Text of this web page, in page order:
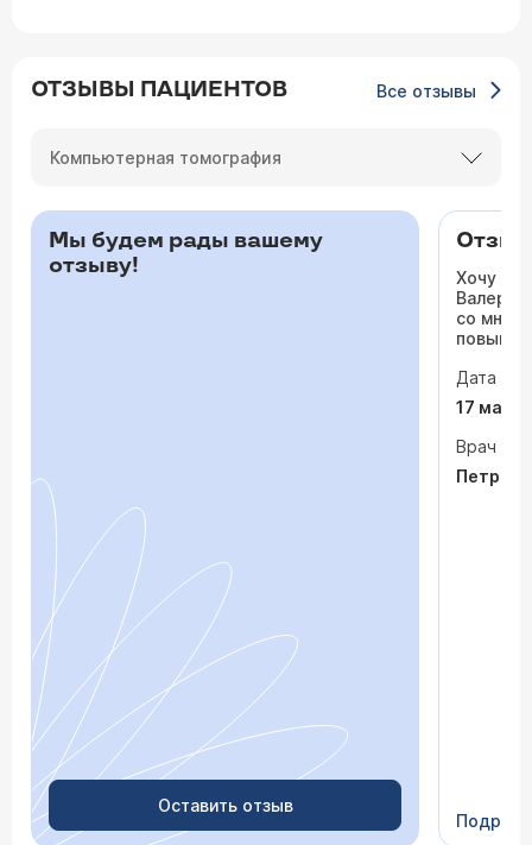
ОТЗЫВЫ ПАЦИЕНТОВ Все отзывы
Компьютерная томография
Мы будем рады вашему
отзыву!
Оставить отзыв
Хочу
со мной
сердца.
раз
врачи
На
Сейчас
Дата
17 мая
Врач